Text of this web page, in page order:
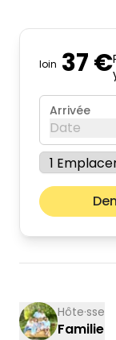
loin 37 €
Arrivée
Date
août 2026
mar.
17
24
25
Hôte·sse
Familie